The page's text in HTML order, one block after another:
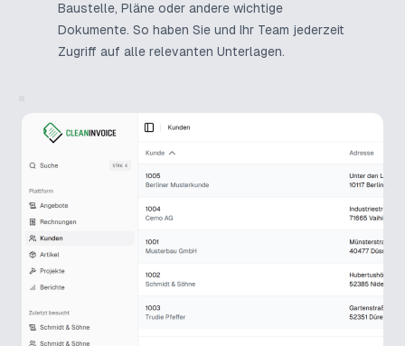
Baustelle, Pläne oder andere wichtige
Dokumente. So haben Sie und Ihr Team jederzeit
Zugriff auf alle relevanten Unterlagen.